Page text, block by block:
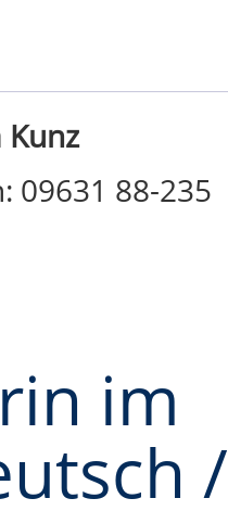
09631 88-235
im
/